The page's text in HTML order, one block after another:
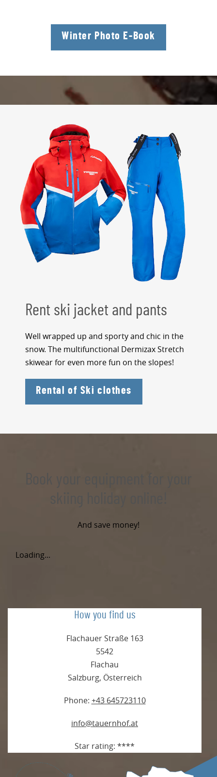
Winter Photo E-Book
Rent ski jacket and pants
Well wrapped up and sporty and chic in the
snow. The multifunctional Dermizax Stretch
skiwear for even more fun on the slopes!
Rental of Ski clothes
And save money!
Loading...
How you find us
Flachauer Straße 163
5542
Flachau
Salzburg, Österreich
Phone: +43 645723110
info@tauernhof.at
Star rating: ****